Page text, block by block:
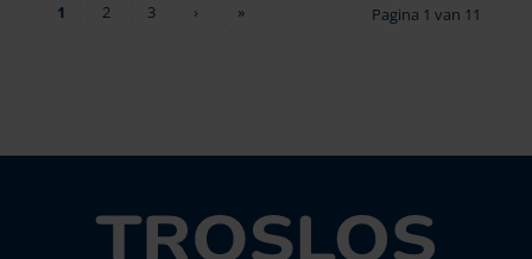
Pagina 1 van 11
1 2 3 › »